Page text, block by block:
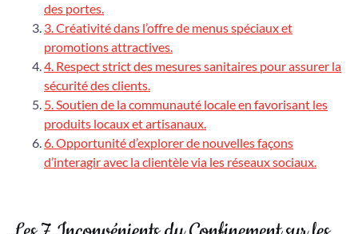
des portes.
3. Créativité dans l’offre de menus spéciaux et
promotions attractives.
4. Respect strict des mesures sanitaires pour assurer la
sécurité des clients.
5. Soutien de la communauté locale en favorisant les
produits locaux et artisanaux.
6. Opportunité d’explorer de nouvelles façons
d’interagir avec la clientèle via les réseaux sociaux.